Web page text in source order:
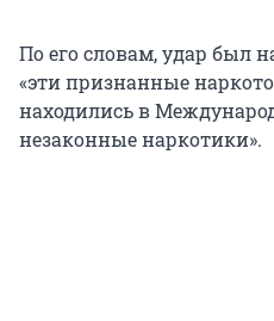
По его словам, удар был
«эти признанные
находились в
незаконные наркотики».